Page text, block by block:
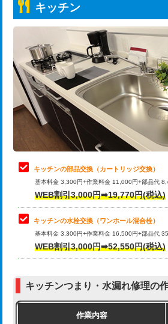
給水管工事※（ホール加工)
給水管工事※（バンド止め)
給水管工事※（支持金具設置)
給水管工事※（保温材使用（バンド止
め込み）)
給水管工事※（土の掘削・埋め戻し作
給水管工事※（塩ビ管（VP・HI）使
用/3ｍまで)
給水管工事※（塩ビ管（VP・HI）使
用（追加）/3ｍ超え)
給水管工事※（ライニング鋼管・銅
管・ポリ管・HT管使用/3ｍまで)
管・ポリ管・HT管使用/3ｍ超え)
排水管工事（土の掘削・埋め戻し作
トーラー機使用/3mまで
追加トーラー機使用/3m超え
カメラ調査
桝清掃
止水・漏水調査・防水処理・清掃・修
理・調整・分解・加工など（軽作業）
止水・漏水調査・防水処理・清掃・修
理・調整・分解・加工など（中作業）
止水・漏水調査・防水処理・清掃・修
理・調整・分解・加工など（重作業）
お風呂タンク脱着
その他部品の脱着
キッチン
キッチンの部品交換（カートリッジ交換）
基本料金 3,300円+作業料金 11,000円+部品代
WEB割引3,000円➡19,770円(税込)
キッチンの水栓交換（ワンホール混合栓）
基本料金 3,300円+作業料金 16,500円+部品代
WEB割引3,000円➡52,550円(税込)
キッチンつまり・水漏れ修理の
作業内容